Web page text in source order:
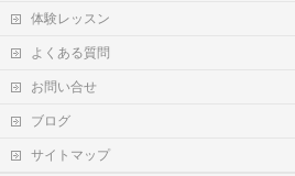
体験レッスン
よくある質問
お問い合せ
ブログ
サイトマップ